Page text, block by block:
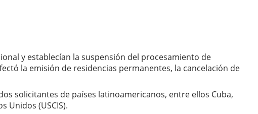
y establecían la suspensión del procesamiento de
la emisión de residencias permanentes, la cancelación de
solicitantes de países latinoamericanos, entre ellos Cuba,
Unidos (USCIS).